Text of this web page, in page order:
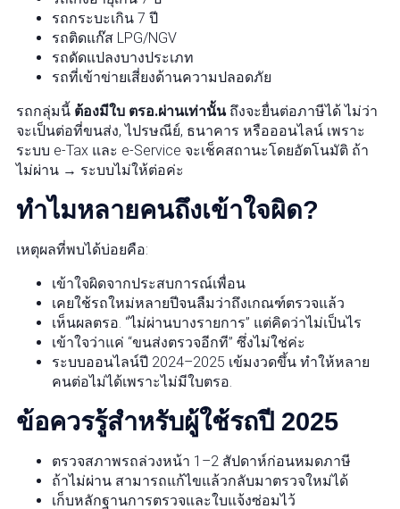
รถกระบะเกิน 7 ปี
รถติดแก๊ส LPG/NGV
รถดัดแปลงบางประเภท
รถที่เข้าข่ายเสี่ยงด้านความปลอดภัย
รถกลุ่มนี้ ต้องมีใบ ตรอ.ผ่านเท่านั้นถึงจะยื่นต่อภาษีได้ ไม่ว่า
จะเป็นต่อที่ขนส่ง, ไปรษณีย์, ธนาคาร หรือออนไลน์ เพราะ
ระบบ e-Tax และ e-Service จะเช็คสถานะโดยอัตโนมัติ ถ้า
ไม่ผ่าน → ระบบไม่ให้ต่อค่ะ
ทำไมหลายคนถึงเข้าใจผิด?
เหตุผลที่พบได้บ่อยคือ:
เข้าใจผิดจากประสบการณ์เพื่อน
เคยใช้รถใหม่หลายปีจนลืมว่าถึงเกณฑ์ตรวจแล้ว
เห็นผลตรอ. “ไม่ผ่านบางรายการ” แต่คิดว่าไม่เป็นไร
เข้าใจว่าแค่ “ขนส่งตรวจอีกที” ซึ่งไม่ใช่ค่ะ
ระบบออนไลน์ปี 2024–2025 เข้มงวดขึ้น ทำให้หลาย
คนต่อไม่ได้เพราะไม่มีใบตรอ.
ข้อควรรู้สำหรับผู้ใช้รถปี 2025
ตรวจสภาพรถล่วงหน้า 1–2 สัปดาห์ก่อนหมดภาษี
ถ้าไม่ผ่าน สามารถแก้ไขแล้วกลับมาตรวจใหม่ได้
เก็บหลักฐานการตรวจและใบแจ้งซ่อมไว้